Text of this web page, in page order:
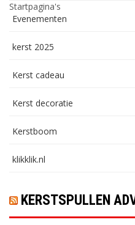
Startpagina's
Evenementen
kerst 2025
Kerst cadeau
Kerst decoratie
Kerstboom
klikklik.nl
KERSTSPULLEN